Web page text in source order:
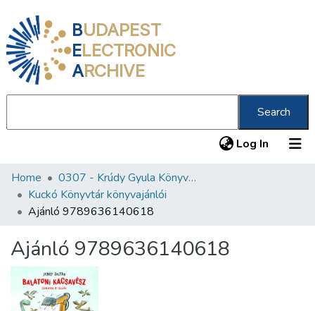
BUDAPEST
ELECTRONIC
ARCHIVE
Search
Log In (current)
Communities & Collections
All of DSpace
About us
Home
0307 - Krúdy Gyula Könyvtár
Kuckó Könyvtár könyvajánlói
Ajánló 9789636140618
Ajánló 9789636140618